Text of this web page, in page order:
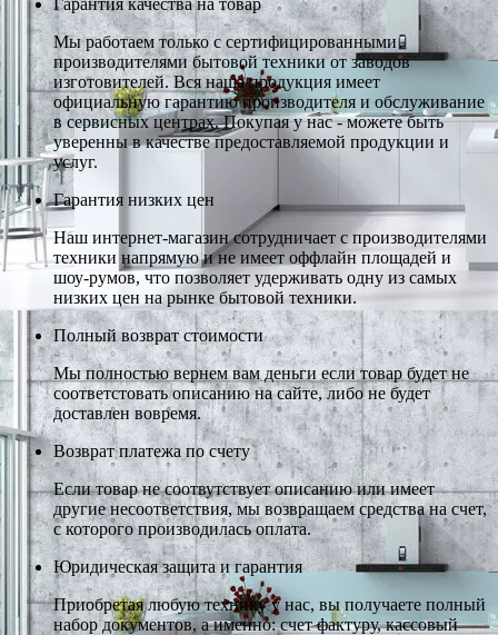
Мы работаем только с сертифицированными
производителями бытовой техники от заводов
изготовителей. Вся наша продукция имеет
официальную гарантию производителя и обслуживание
в сервисных центрах. Покупая у нас - можете быть
уверенны в качестве предоставляемой продукции и
услуг.
Гарантия низких цен
Наш интернет-магазин сотрудничает с производителями
техники напрямую и не имеет оффлайн площадей и
шоу-румов, что позволяет удерживать одну из самых
низких цен на рынке бытовой техники.
Полный возврат стоимости
Мы полностью вернем вам деньги если товар будет не
соответстовать описанию на сайте, либо не будет
доставлен вовремя.
Возврат платежа по счету
Если товар не соотвутствует описанию или имеет
другие несоответствия, мы возвращаем средства на счет,
с которого производилась оплата.
Юридическая защита и гарантия
Приобретая любую технику у нас, вы получаете полный
набор документов, а именно: счет фактуру, кассовый